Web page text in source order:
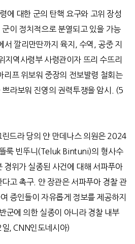
에 대한 군의 탄핵 요구와 고위 장성
이 정치적으로 분열되고 있을 가능
서 깔리만딴까지 육지 수역
공중 지
지역사령부 사령관이자 뜨리 수뜨리
리프 위보워 중장의 전보발령 철회는
라보워 진영의 권력투쟁을 암시
. (5
드라 당의 얀 만데나스 의원은2024
룩 빈뚜니 (Teluk Bintuni)의 형사수
경위가 실종된 사건에 대해 서파푸아
다고 촉구. 얀 장관은 서파푸아 경찰 관
증인들이 자유롭게 정보를 제공하지
군에 의한 실종이 아니라 경찰 내부
일 , CNN인도네시아)